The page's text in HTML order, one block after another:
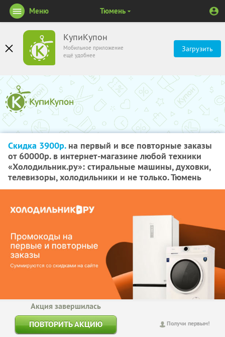
КупиКупон
Мобильное приложение
ещё удобнее
Загрузить
Меню Тюмень
Скидка 3900р.на первый и все повторные заказы
от 60000р. в интернет-магазине любой техники
«Холодильник.ру»: стиральные машины, духовки,
телевизоры, холодильники и не только. Тюмень
Получи первым!
Акция завершилась
ПОВТОРИТЬ АКЦИЮ